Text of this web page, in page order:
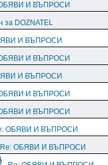
И ВЪПРОСИ
за DOZNATEL
И ВЪПРОСИ
И ВЪПРОСИ
И ВЪПРОСИ
И ВЪПРОСИ
И ВЪПРОСИ
ОБЯВИ И ВЪПРОСИ
Re: ОБЯВИ И ВЪПРОСИ